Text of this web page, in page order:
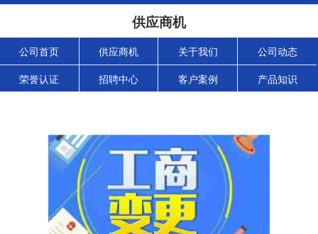
供应商机
公司首页 供应商机 关于我们 公司动态
荣誉认证 招聘中心 客户案例 产品知识